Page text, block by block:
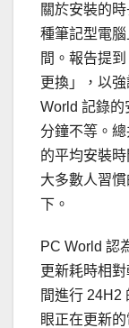
關於安裝的
種筆記型電
間。報告提
更換」，以
World 記錄的
分鐘不等。
的平均安裝
大多數人習
下。
PC World 認
更新耗時相
間進行 24H2
眼正在更新的